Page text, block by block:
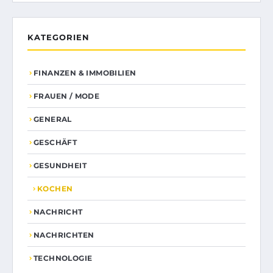
KATEGORIEN
FINANZEN & IMMOBILIEN
FRAUEN / MODE
GENERAL
GESCHÄFT
GESUNDHEIT
KOCHEN
NACHRICHT
NACHRICHTEN
TECHNOLOGIE